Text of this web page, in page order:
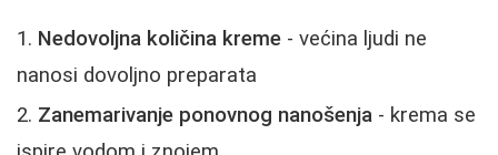
Nedovoljna količina kreme - većina ljudi ne
nanosi dovoljno preparata
Zanemarivanje ponovnog nanošenja - krema se